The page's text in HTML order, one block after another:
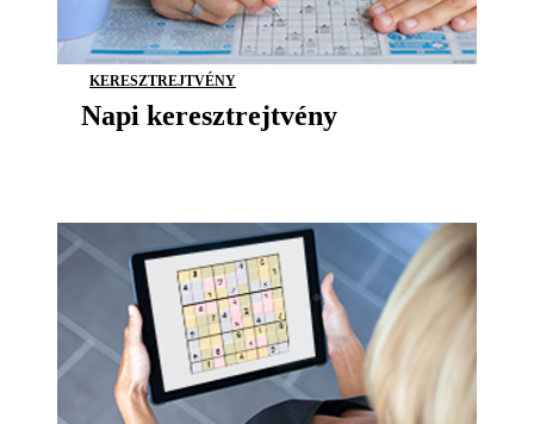
KERESZTREJTVÉNY
Napi keresztrejtvény